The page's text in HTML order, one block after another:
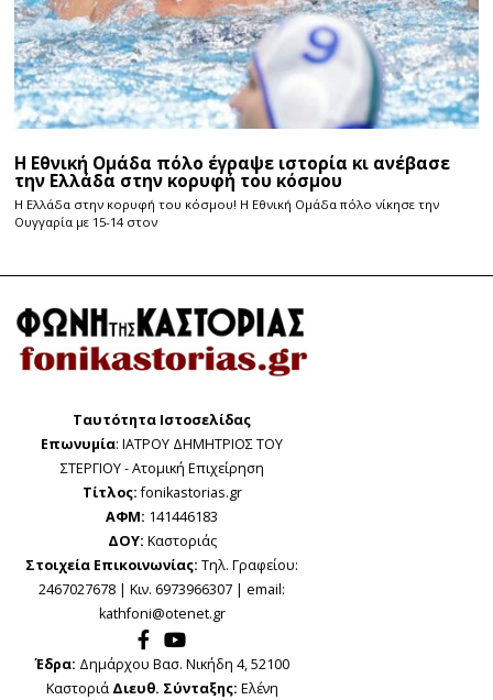
Η Εθνική Ομάδα πόλο έγραψε ιστορία κι ανέβασε
την Ελλάδα στην κορυφή του κόσμου
Η Ελλάδα στην κορυφή του κόσμου! Η Εθνική Ομάδα πόλο νίκησε την
Ουγγαρία με 15-14 στον
Ταυτότητα Ιστοσελίδας
Επωνυμία: ΙΑΤΡΟΥ ΔΗΜΗΤΡΙΟΣ ΤΟΥ
ΣΤΕΡΓΙΟΥ - Ατομική Επιχείρηση
Τίτλος:fonikastorias.gr
ΑΦΜ: 141446183
ΔΟΥ: Καστοριάς
Στοιχεία Επικοινωνίας: Τηλ. Γραφείου:
2467027678 | Κιν. 6973966307 | email:
kathfoni@otenet.gr
Έδρα: Δημάρχου Βασ. Νικήδη 4, 52100
Καστοριά Διευθ. Σύνταξης: Ελένη